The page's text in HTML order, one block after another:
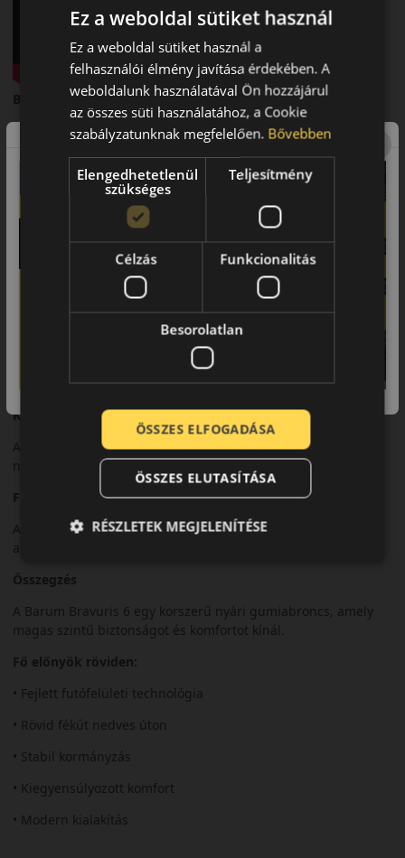
Barum Bravuris 6 – Nyári személyautó gumi
Bevezető – Modern technológia a mindennapi biztonságért
A
Barum Bravuris 6a márka legújabb generációs nyári
abroncsa, amely továbbfejlesztett tapadást és hatékonyabb
teljesítményt kínál nedves és száraz útfelületen.
Futófelület és tapadás
Az új futófelületi kialakítás javítja a vízelvezetést és növeli a
tapadást esős körülmények között is. A fejlett gumikeverék
hozzájárul a rövidebb fékúthoz.
A merev középső bordák stabil egyenesfutást és pontos
irányíthatóságot biztosítanak nagyobb sebességnél is.
Komfort és zajszint
A Bravuris 6 kiegyensúlyozott zajszintet és kényelmes futást
nyújt a mindennapi közlekedés során.
Felhasználási ajánlás
Ajánlott modern személyautókhoz, ahol fontos a biztonság és
a korszerű technológia.
Összegzés
A Barum Bravuris 6 egy korszerű nyári gumiabroncs, amely
magas szintű biztonságot és komfortot kínál.
Fő előnyök röviden:
• Fejlett futófelületi technológia
• Rövid fékút nedves úton
• Stabil kormányzás
• Kiegyensúlyozott komfort
• Modern kialakítás
Ez a weboldal sütiket használ
Ez a weboldal sütiket használ a
felhasználói élmény javítása érdekében. A
weboldalunk használatával Ön hozzájárul
az összes süti használatához, a Cookie
szabályzatunknak megfelelően. Bővebben
Elengedhetetlenül
szükséges
Teljesítmény
Célzás Funkcionalitás
Besorolatlan
ÖSSZES ELFOGADÁSA
ÖSSZES ELUTASÍTÁSA
RÉSZLETEK MEGJELENÍTÉSE